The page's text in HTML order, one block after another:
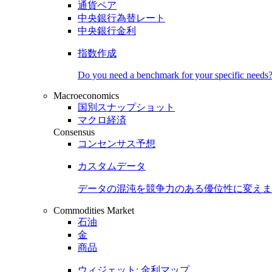
通貨ペア
中央銀行為替レート
中央銀行金利
指数作成
Do you need a benchmark for your specific needs?
Macroeconomics
国別スナップショット
マクロ経済
Consensus
コンセンサス予想
カスタムデータ
データの混沌を競争力のある優位性に変え
Commodities Market
石油
金
商品
ウィジェット: 金利マップ